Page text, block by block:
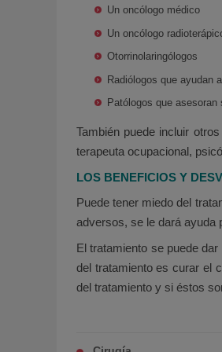
Un oncólogo médico
Un oncólogo
Otorrinolaringólogos
Radiólogos que ayudan
Patólogos que
También puede incluir
terapeuta ocupacional,
LOS BENEFICIOS Y
Puede tener miedo del
adversos, se le dará ayuda
El tratamiento se puede
del tratamiento es curar el
del tratamiento y si éstos